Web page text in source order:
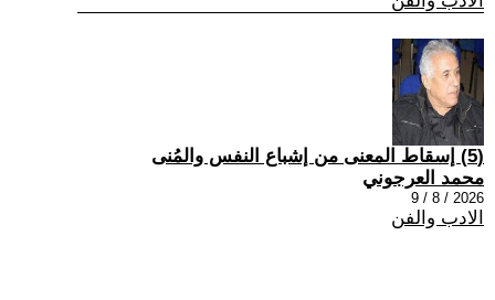
(5) إسقاط المعنى من إشباع النفس والمُنى
محمد العرجوني
2026 / 8 / 9
الادب والفن